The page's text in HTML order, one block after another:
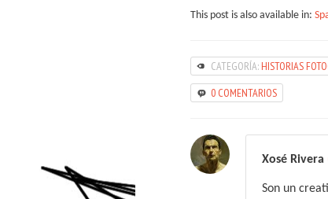
This post is also available in:
CATEGORÍA: HISTORIAS
0 COMENTARIOS
Xosé Rivera
Son un